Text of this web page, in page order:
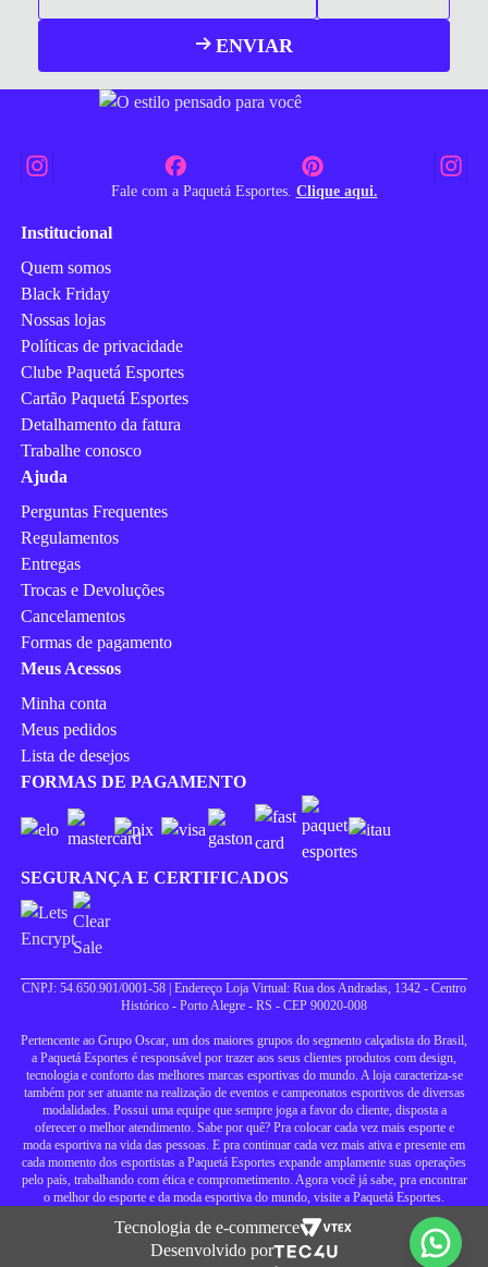
ENVIAR
Fale com a Paquetá Esportes. Clique aqui.
Institucional
Quem somos
Black Friday
Nossas lojas
Políticas de privacidade
Clube Paquetá Esportes
Cartão Paquetá Esportes
Detalhamento da fatura
Trabalhe conosco
Ajuda
Perguntas Frequentes
Regulamentos
Entregas
Trocas e Devoluções
Cancelamentos
Formas de pagamento
Meus Acessos
Minha conta
Meus pedidos
Lista de desejos
FORMAS DE PAGAMENTO
SEGURANÇA E CERTIFICADOS
CNPJ: 54.650.901/0001-58 | Endereço Loja Virtual: Rua dos Andradas, 1342 - Centro
Histórico - Porto Alegre - RS - CEP 90020-008
Pertencente ao Grupo Oscar, um dos maiores grupos do segmento calçadista do Brasil,
a Paquetá Esportes é responsável por trazer aos seus clientes produtos com design,
tecnologia e conforto das melhores marcas esportivas do mundo. A loja caracteriza-se
também por ser atuante na realização de eventos e campeonatos esportivos de diversas
modalidades. Possui uma equipe que sempre joga a favor do cliente, disposta a
oferecer o melhor atendimento. Sabe por quê? Pra colocar cada vez mais esporte e
moda esportiva na vida das pessoas. E pra continuar cada vez mais ativa e presente em
cada momento dos esportistas a Paquetá Esportes expande amplamente suas operações
pelo país, trabalhando com ética e comprometimento. Agora você já sabe, pra encontrar
o melhor do esporte e da moda esportiva do mundo, visite a Paquetá Esportes.
Tecnologia de e-commerce
Desenvolvido por